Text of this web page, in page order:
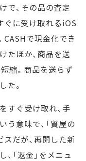
で、その品の査定
ぐに受け取れるiOS
CASHで現金化でき
たほか、商品を送
縮。商品を送らず
た。
すぐ受け取れ、手
意味で、「質屋の
だが、再開した新
「返金」をメニュ